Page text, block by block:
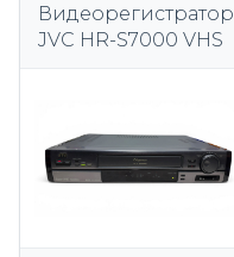
Видеорегистратор
JVC HR-S7000 VHS